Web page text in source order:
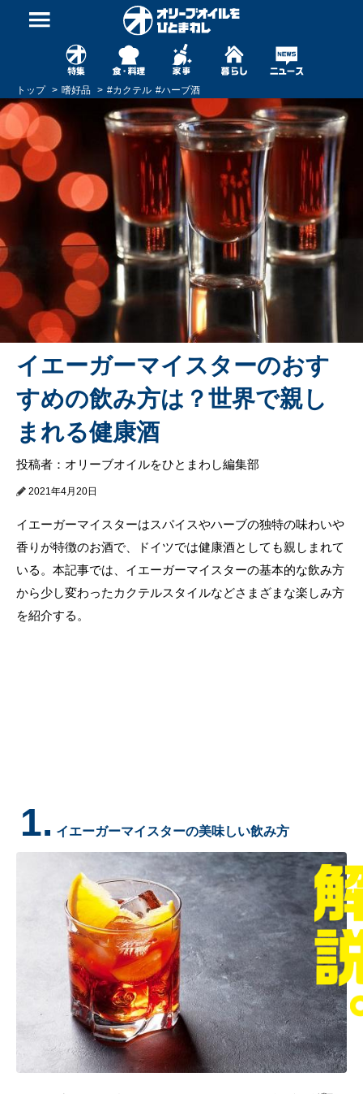
トップ 嗜好品 #カクテル #ハーブ酒
イエーガーマイスターのおす
すめの飲み方は？世界で親し
まれる健康酒
投稿者：オリーブオイルをひとまわし編集部
2021年4月20日
イエーガーマイスターはスパイスやハーブの独特の味わいや
香りが特徴のお酒で、ドイツでは健康酒としても親しまれて
いる。本記事では、イエーガーマイスターの基本的な飲み方
から少し変わったカクテルスタイルなどさまざまな楽しみ方
を紹介する。
1. イエーガーマイスターの美味しい飲み方